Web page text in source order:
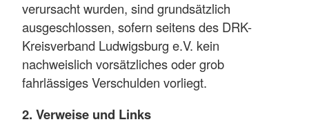
verursacht wurden, sind grundsätzlich
ausgeschlossen, sofern seitens des DRK-
Kreisverband Ludwigsburg e.V. kein
nachweislich vorsätzliches oder grob
fahrlässiges Verschulden vorliegt.
2. Verweise und Links